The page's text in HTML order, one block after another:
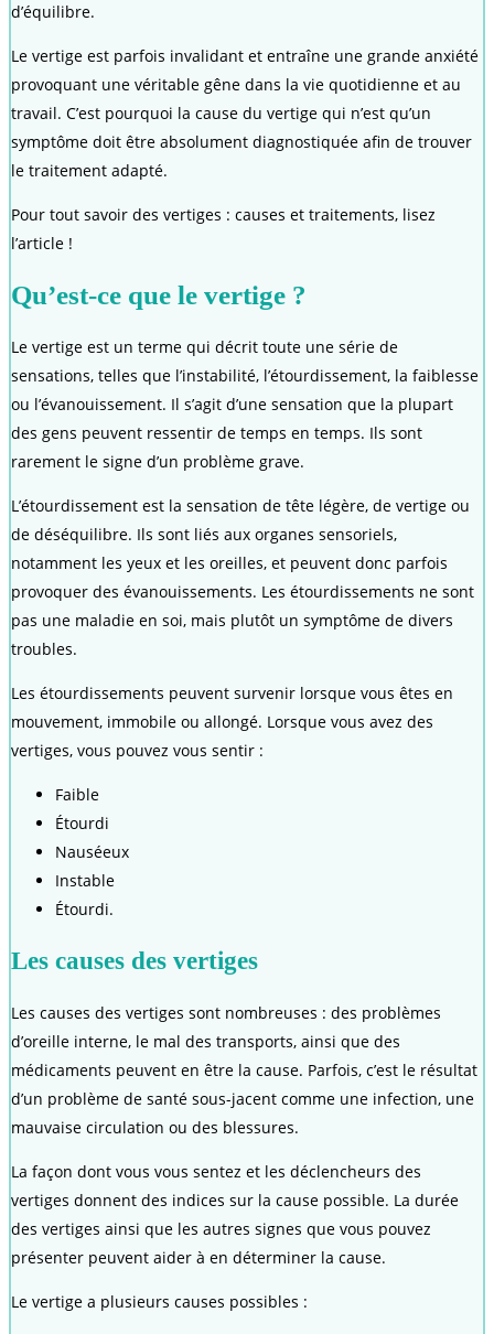
d’équilibre.
Le vertige est parfois invalidant et entraîne une grande anxiété
provoquant une véritable gêne dans la vie quotidienne et au
travail. C’est pourquoi la cause du vertige qui n’est qu’un
symptôme doit être absolument diagnostiquée afin de trouver
le traitement adapté.
Pour tout savoir des vertiges : causes et traitements, lisez
l’article !
Qu’est-ce que le vertige ?
Le vertige est un terme qui décrit toute une série de
sensations, telles que l’instabilité, l’étourdissement, la faiblesse
ou l’évanouissement. Il s’agit d’une sensation que la plupart
des gens peuvent ressentir de temps en temps. Ils sont
rarement le signe d’un problème grave.
L’étourdissement est la sensation de tête légère, de vertige ou
de déséquilibre. Ils sont liés aux organes sensoriels,
notamment les yeux et les oreilles, et peuvent donc parfois
provoquer des évanouissements. Les étourdissements ne sont
pas une maladie en soi, mais plutôt un symptôme de divers
troubles.
Les étourdissements peuvent survenir lorsque vous êtes en
mouvement, immobile ou allongé. Lorsque vous avez des
vertiges, vous pouvez vous sentir :
Faible
Étourdi
Nauséeux
Instable
Étourdi.
Les causes des vertiges
Les causes des vertiges sont nombreuses : des problèmes
d’oreille interne, le mal des transports, ainsi que des
médicaments peuvent en être la cause. Parfois, c’est le résultat
d’un problème de santé sous-jacent comme une infection, une
mauvaise circulation ou des blessures.
La façon dont vous vous sentez et les déclencheurs des
vertiges donnent des indices sur la cause possible. La durée
des vertiges ainsi que les autres signes que vous pouvez
présenter peuvent aider à en déterminer la cause.
Le vertige a plusieurs causes possibles :